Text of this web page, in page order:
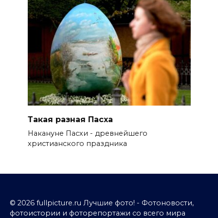
Такая разная Пасха
Накануне Пасхи - древнейшего
христианского праздника
© 2026 fullpicture.ru Лучшие фото! - Фотоновости,
фотоистории и фоторепортажи со всего мира